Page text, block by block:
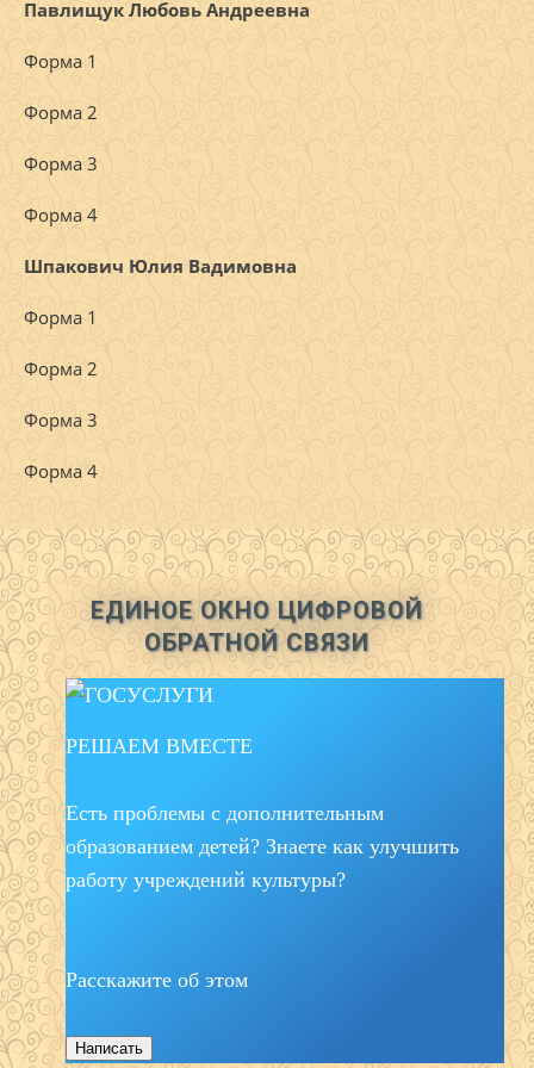
Павлищук Любовь Андреевна
Форма 1
Форма 2
Форма 3
Форма 4
Шпакович Юлия Вадимовна
Форма 1
Форма 2
Форма 3
Форма 4
ЕДИНОЕ ОКНО ЦИФРОВОЙ
ОБРАТНОЙ СВЯЗИ
РЕШАЕМ ВМЕСТЕ
Есть проблемы с дополнительным
образованием детей? Знаете как улучшить
работу учреждений культуры?
Расскажите об этом
Написать